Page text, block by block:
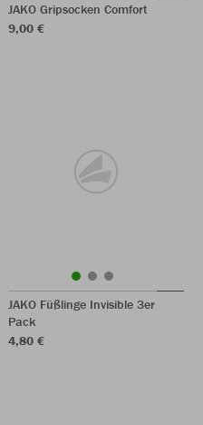
JAKO Gripsocken Comfort
9,00 €
JAKO Füßlinge Invisible 3er
Pack
4,80 €